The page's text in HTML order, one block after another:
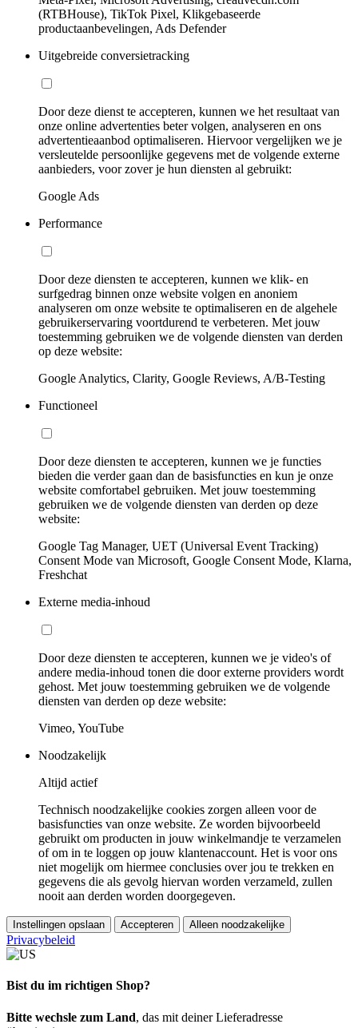
(RTBHouse), TikTok Pixel, Klikgebaseerde
productaanbevelingen, Ads Defender
Uitgebreide conversietracking
Door deze dienst te accepteren, kunnen we het resultaat van
onze online advertenties beter volgen, analyseren en ons
advertentieaanbod optimaliseren. Hiervoor vergelijken we je
versleutelde persoonlijke gegevens met de volgende externe
aanbieders, voor zover je hun diensten al gebruikt:
Google Ads
Performance
Door deze diensten te accepteren, kunnen we klik- en
surfgedrag binnen onze website volgen en anoniem
analyseren om onze website te optimaliseren en de algehele
gebruikerservaring voortdurend te verbeteren. Met jouw
toestemming gebruiken we de volgende diensten van derden
op deze website:
Google Analytics, Clarity, Google Reviews, A/B-Testing
Functioneel
Door deze diensten te accepteren, kunnen we je functies
bieden die verder gaan dan de basisfuncties en kun je onze
website comfortabel gebruiken. Met jouw toestemming
gebruiken we de volgende diensten van derden op deze
website:
Google Tag Manager, UET (Universal Event Tracking)
Consent Mode van Microsoft, Google Consent Mode, Klarna,
Freshchat
Externe media-inhoud
Door deze diensten te accepteren, kunnen we je video's of
andere media-inhoud tonen die door externe providers wordt
gehost. Met jouw toestemming gebruiken we de volgende
diensten van derden op deze website:
Vimeo, YouTube
Noodzakelijk
Altijd actief
Technisch noodzakelijke cookies zorgen alleen voor de
basisfuncties van onze website. Ze worden bijvoorbeeld
gebruikt om producten in jouw winkelmandje te verzamelen
of om in te loggen op jouw klantenaccount. Het is voor ons
niet mogelijk om hiermee conclusies over jou te trekken en
gegevens die als gevolg hiervan worden verzameld, zullen
nooit aan derden worden doorgegeven.
Instellingen opslaan Accepteren Alleen noodzakelijke
Privacybeleid
Bist du im richtigen Shop?
Bitte wechsle zum Land, das mit deiner Lieferadresse